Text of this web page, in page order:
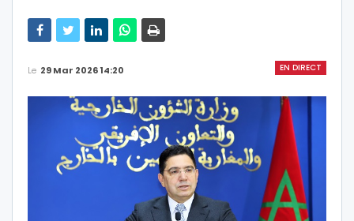
EN DIRECT
Le 29 Mar 2026 14:20